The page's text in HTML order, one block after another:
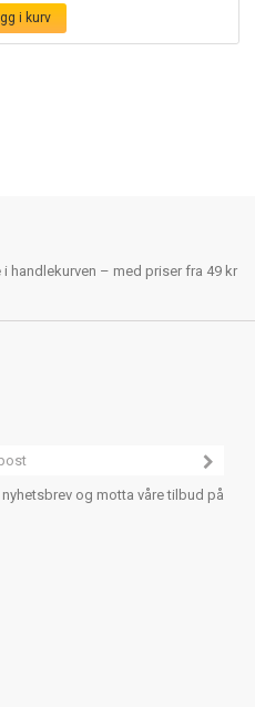
i kurv
handlekurven – med priser fra 49 kr
og motta våre tilbud på